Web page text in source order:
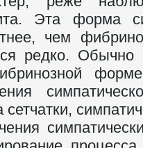
Эта форма
чем
редко. Обычно